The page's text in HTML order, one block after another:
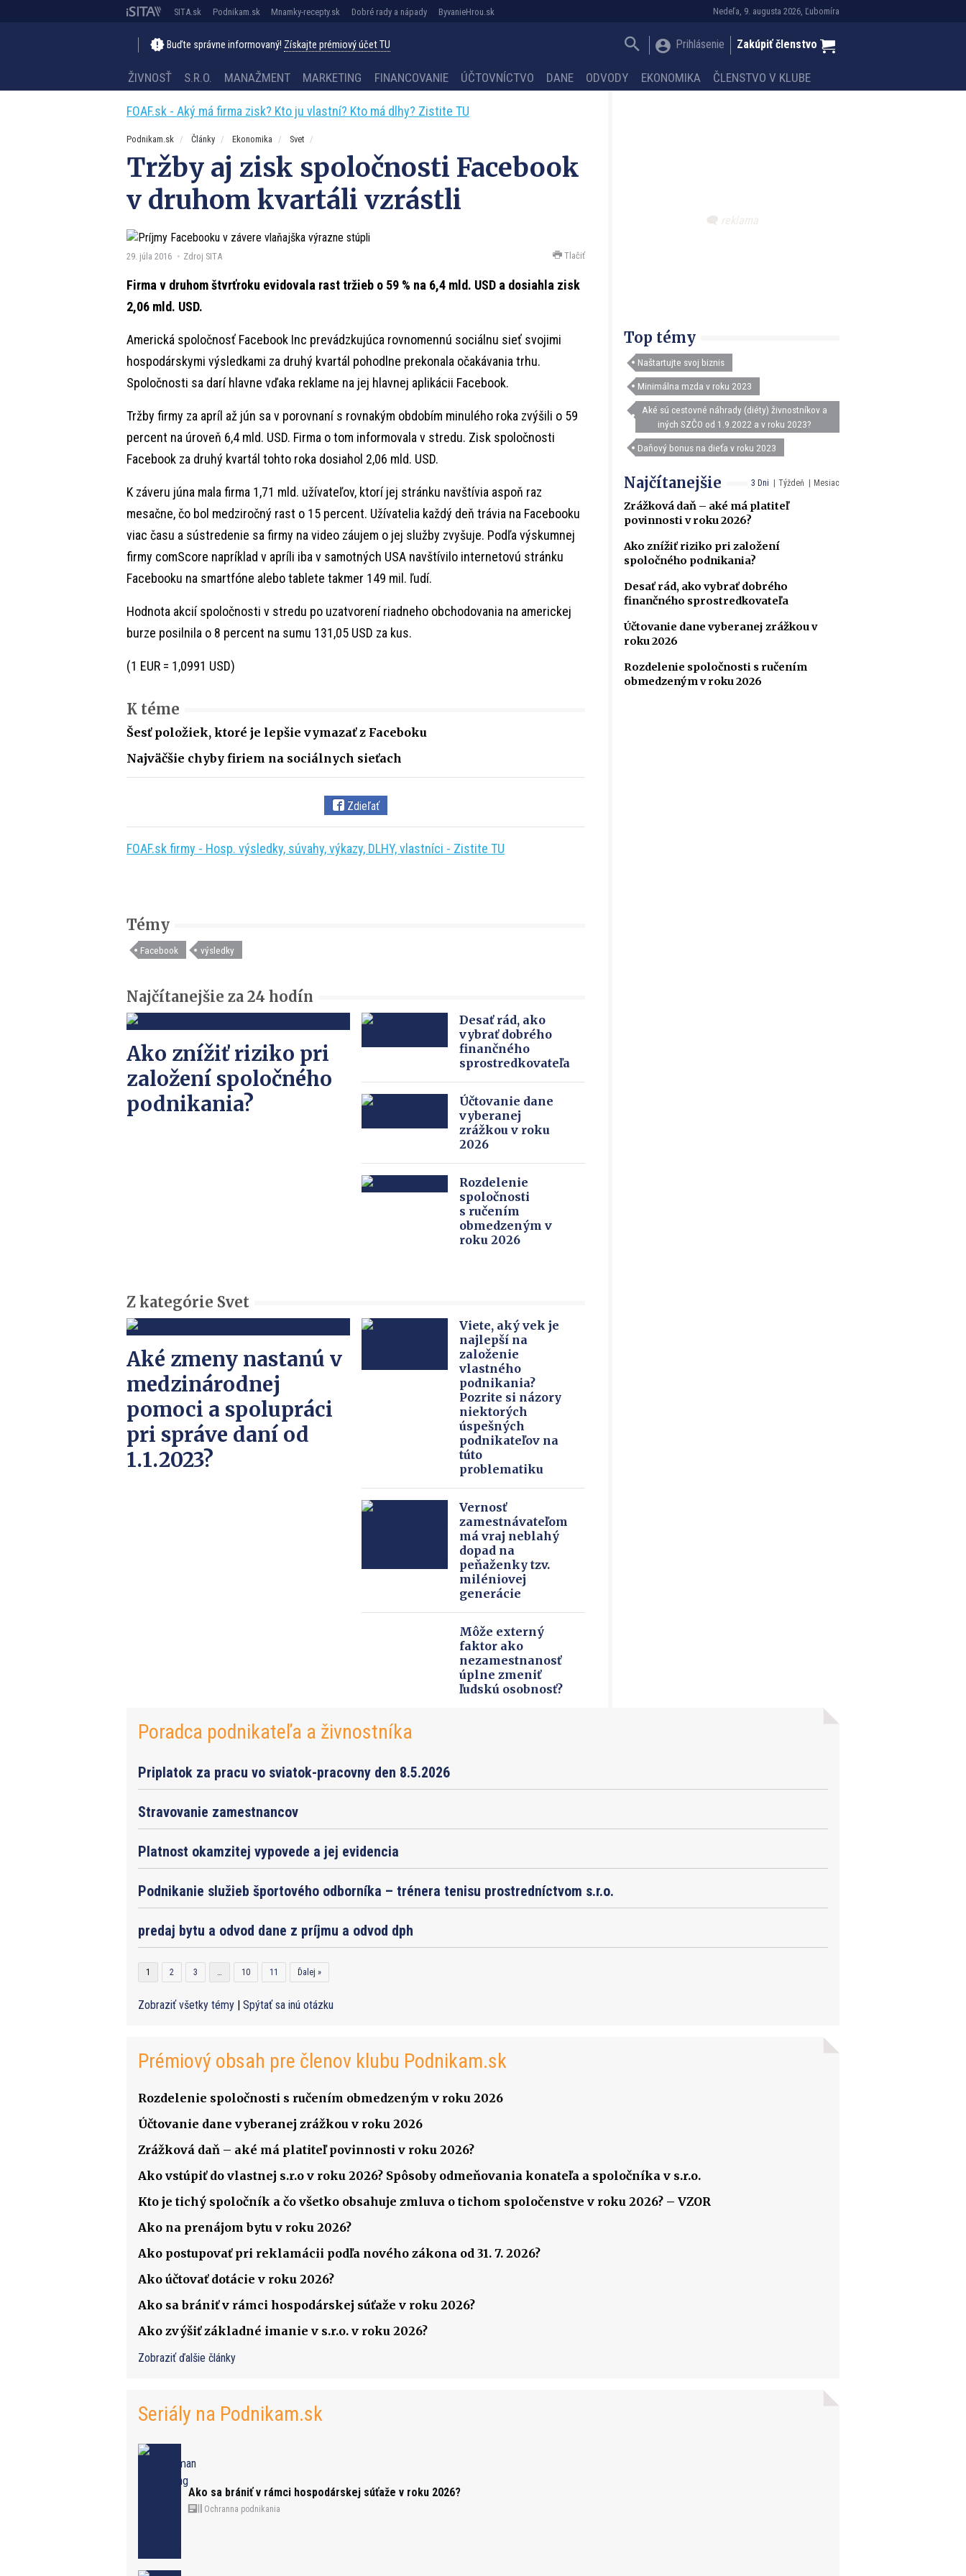
Nedeľa, 9. augusta 2026, Ľubomíra
SITA.sk Podnikam.sk Mnamky-recepty.sk Dobré rady a nápady ByvanieHrou.sk
Buďte správne informovaný! Získajte prémiový účet TU Prihlásenie Zakúpiť členstvo
ŽIVNOSŤ S.R.O. MANAŽMENT MARKETING FINANCOVANIE ÚČTOVNÍCTVO DANE ODVODY EKONOMIKA ČLENSTVO V KLUBE
FOAF.sk - Aký má firma zisk? Kto ju vlastní? Kto má dlhy? Zistite TU
Podnikam.sk Články Ekonomika Svet
Tržby aj zisk spoločnosti Facebook
v druhom kvartáli vzrástli
29. júla 2016 Zdroj SITA Tlačiť
Firma v druhom štvrťroku evidovala rast tržieb o 59 % na 6,4 mld. USD a dosiahla zisk
2,06 mld. USD.
Americká spoločnosť Facebook Inc prevádzkujúca rovnomennú sociálnu sieť svojimi
hospodárskymi výsledkami za druhý kvartál pohodlne prekonala očakávania trhu.
Spoločnosti sa darí hlavne vďaka reklame na jej hlavnej aplikácii Facebook.
Tržby firmy za apríl až jún sa v porovnaní s rovnakým obdobím minulého roka zvýšili o 59
percent na úroveň 6,4 mld. USD. Firma o tom informovala v stredu. Zisk spoločnosti
Facebook za druhý kvartál tohto roka dosiahol 2,06 mld. USD.
K záveru júna mala firma 1,71 mld. užívateľov, ktorí jej stránku navštívia aspoň raz
mesačne, čo bol medziročný rast o 15 percent. Užívatelia každý deň trávia na Facebooku
viac času a sústredenie sa firmy na video záujem o jej služby zvyšuje. Podľa výskumnej
firmy comScore napríklad v apríli iba v samotných USA navštívilo internetovú stránku
Facebooku na smartfóne alebo tablete takmer 149 mil. ľudí.
Hodnota akcií spoločnosti v stredu po uzatvorení riadneho obchodovania na americkej
burze posilnila o 8 percent na sumu 131,05 USD za kus.
(1 EUR = 1,0991 USD)
K téme
Šesť položiek, ktoré je lepšie vymazať z Faceboku
Najväčšie chyby firiem na sociálnych sieťach
Zdieľať
FOAF.sk firmy - Hosp. výsledky, súvahy, výkazy, DLHY, vlastníci - Zistite TU
Top témy
Naštartujte svoj biznis
Minimálna mzda v roku 2023
Aké sú cestovné náhrady (diéty) živnostníkov a
iných SZČO od 1.9.2022 a v roku 2023?
Daňový bonus na dieťa v roku 2023
3 Dni Týždeň Mesiac
Najčítanejšie
Zrážková daň – aké má platiteľ
povinnosti v roku 2026?
Ako znížiť riziko pri založení
spoločného podnikania?
Desať rád, ako vybrať dobrého
finančného sprostredkovateľa
Účtovanie dane vyberanej zrážkou v
roku 2026
Rozdelenie spoločnosti s ručením
obmedzeným v roku 2026
Témy
Facebook výsledky
Najčítanejšie za 24 hodín
Ako znížiť riziko pri
založení spoločného
podnikania?
Desať rád, ako
vybrať dobrého
finančného
sprostredkovateľa
Účtovanie dane
vyberanej
zrážkou v roku
2026
Rozdelenie
spoločnosti
s ručením
obmedzeným v
roku 2026
Z kategórie Svet
Aké zmeny nastanú v
medzinárodnej
pomoci a spolupráci
pri správe daní od
1.1.2023?
Viete, aký vek je
najlepší na
založenie
vlastného
podnikania?
Pozrite si názory
niektorých
úspešných
podnikateľov na
túto
problematiku
Vernosť
zamestnávateľom
má vraj neblahý
dopad na
peňaženky tzv.
miléniovej
generácie
Môže externý
faktor ako
nezamestnanosť
úplne zmeniť
ľudskú osobnosť?
Poradca podnikateľa a živnostníka
Priplatok za pracu vo sviatok-pracovny den 8.5.2026
Stravovanie zamestnancov
Platnost okamzitej vypovede a jej evidencia
Podnikanie služieb športového odborníka – trénera tenisu prostredníctvom s.r.o.
predaj bytu a odvod dane z príjmu a odvod dph
1 2 3 … 10 11 Ďalej »
Zobraziť všetky témy | Spýtať sa inú otázku
Prémiový obsah pre členov klubu Podnikam.sk
Rozdelenie spoločnosti s ručením obmedzeným v roku 2026
Účtovanie dane vyberanej zrážkou v roku 2026
Zrážková daň – aké má platiteľ povinnosti v roku 2026?
Ako vstúpiť do vlastnej s.r.o v roku 2026? Spôsoby odmeňovania konateľa a spoločníka v s.r.o.
Kto je tichý spoločník a čo všetko obsahuje zmluva o tichom spoločenstve v roku 2026? – VZOR
Ako na prenájom bytu v roku 2026?
Ako postupovať pri reklamácii podľa nového zákona od 31. 7. 2026?
Ako účtovať dotácie v roku 2026?
Ako sa brániť v rámci hospodárskej súťaže v roku 2026?
Ako zvýšiť základné imanie v s.r.o. v roku 2026?
Zobraziť ďalšie články
Seriály na Podnikam.sk
Ako sa brániť v rámci hospodárskej súťaže v roku 2026?
Ochranna podnikania